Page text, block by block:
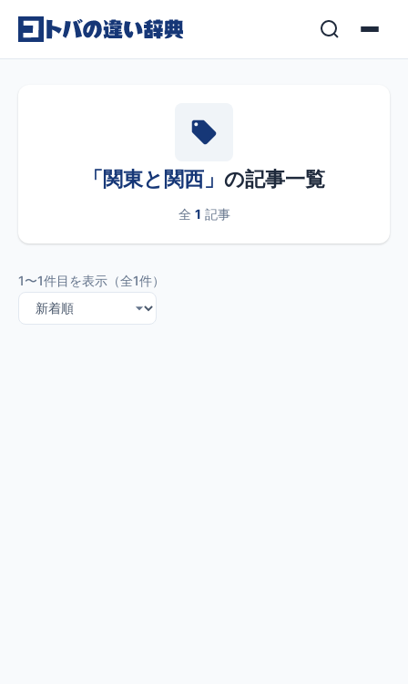
コンテンツへスキップ
「関東と関西」 の記事一覧
全 1 記事
1〜1件目を表示（全1件）